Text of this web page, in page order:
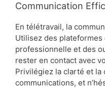
Communication
En télétravail, la
Utilisez des plateformes
professionnelle et des
rester en contact avec
Privilégiez la clarté et la
communications, et